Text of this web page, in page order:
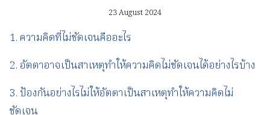
23 August 2024
1. ความคิดที่ไม่ชัดเจนคืออะไร
2. อัตตาอาจเป็นสาเหตุทำให้ความคิดไม่ชัดเจนได้อย่างไรบ้าง
3. ป้องกันอย่างไรไม่ให้อัตตาเป็นสาเหตุทำให้ความคิดไม่
ชัดเจน